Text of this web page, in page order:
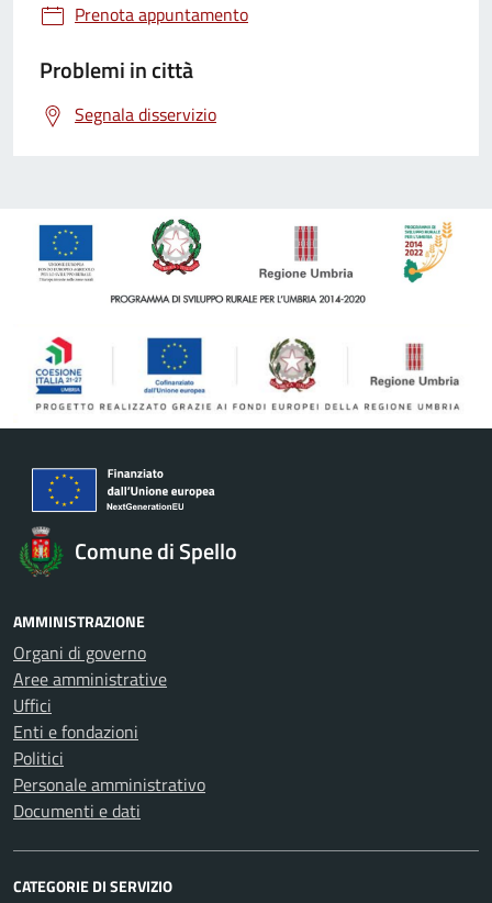
Prenota appuntamento
Problemi in città
Segnala disservizio
Comune di Spello
AMMINISTRAZIONE
Organi di governo
Aree amministrative
Uffici
Enti e fondazioni
Politici
Personale amministrativo
Documenti e dati
CATEGORIE DI SERVIZIO